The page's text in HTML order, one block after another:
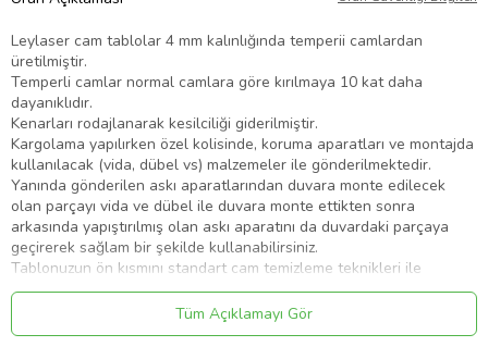
Leylaser cam tablolar 4 mm kalınlığında temperii camlardan
üretilmiştir.
Temperli camlar normal camlara göre kırılmaya 10 kat daha
dayanıklıdır.
Kenarları rodajlanarak kesilciliği giderilmiştir.
Kargolama yapılırken özel kolisinde, koruma aparatları ve montajda
kullanılacak (vida, dübel vs) malzemeler ile gönderilmektedir.
Yanında gönderilen askı aparatlarından duvara monte edilecek
olan parçayı vida ve dübel ile duvara monte ettikten sonra
arkasında yapıştırılmış olan askı aparatını da duvardaki parçaya
geçirerek sağlam bir şekilde kullanabilirsiniz.
Tablonuzun ön kısmını standart cam temizleme teknikleri ile
korkmadan temizleyebilirsiniz.
Cam yüzeyine uv baskı tekniğiyle yüksek çözünürlüklü
makinalarımız tarafından baskı yapılır. Yüksek kaliteli bir görüntü
Tüm Açıklamayı Gör